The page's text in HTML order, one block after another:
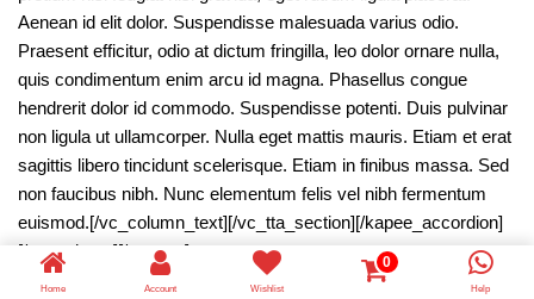
Home Account Wishlist
0
Help